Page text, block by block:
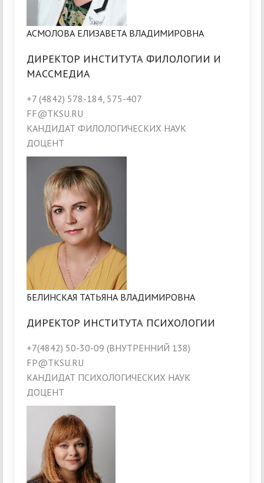
АСМОЛОВА ЕЛИЗАВЕТА ВЛАДИМИРОВНА
ДИРЕКТОР ИНСТИТУТА ФИЛОЛОГИИ И
МАССМЕДИА
+7 (4842) 578-184, 575-407
FF@TKSU.RU
КАНДИДАТ ФИЛОЛОГИЧЕСКИХ НАУК
ДОЦЕНТ
БЕЛИНСКАЯ ТАТЬЯНА ВЛАДИМИРОВНА
ДИРЕКТОР ИНСТИТУТА ПСИХОЛОГИИ
+7(4842) 50-30-09 (ВНУТРЕННИЙ 138)
FP@TKSU.RU
КАНДИДАТ ПСИХОЛОГИЧЕСКИХ НАУК
ДОЦЕНТ